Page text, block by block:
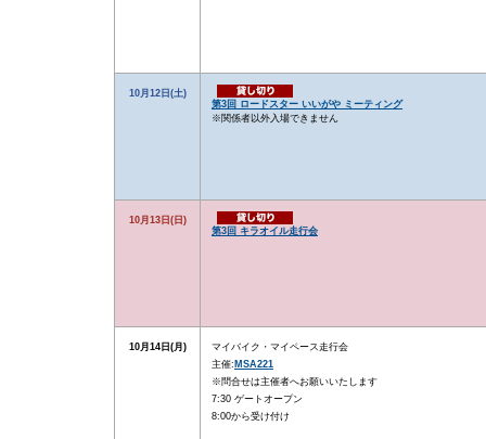
10月12日(土)
第3回 ロードスター いいがや ミーティング
※関係者以外入場できません
10月13日(日)
第3回 キラオイル走行会
10月14日(月)
マイバイク・マイペース走行会
主催: MSA221
※問合せは主催者へお願いいたします
7:30 ゲートオープン
8:00から受け付け